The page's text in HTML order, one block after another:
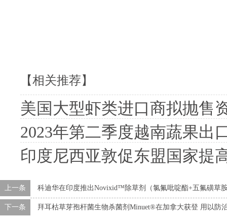
【相关推荐】
美国大型虾类进口商拟抛售资产
2023年第二季度越南蔬果出
印度尼西亚敦促东盟国家提
上一条 科迪华在印度推出Novixid™除草剂（氯氟吡啶酯+五氟磺草
下一条 拜耳枯草芽孢杆菌生物杀菌剂Minuet®在加拿大获登 用以防